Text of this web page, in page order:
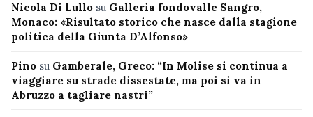
Nicola Di Lullo su Galleria fondovalle Sangro,
Monaco: «Risultato storico che nasce dalla stagione
politica della Giunta D’Alfonso»
Pino su Gamberale, Greco: “In Molise si continua a
viaggiare su strade dissestate, ma poi si va in
Abruzzo a tagliare nastri”